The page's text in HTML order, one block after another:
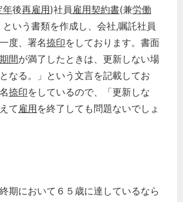
年後再雇用)社員 雇用契約書(兼労働
という書類を作成し、会社,嘱託社員
度、署名捺印をしております。書面
間が満了したときは、更新しない場
なる。」という文言を記載してお
捺印をしているので、「更新しな
て 雇用を終了しても問題ないでしょ
終期において６５歳に達しているなら